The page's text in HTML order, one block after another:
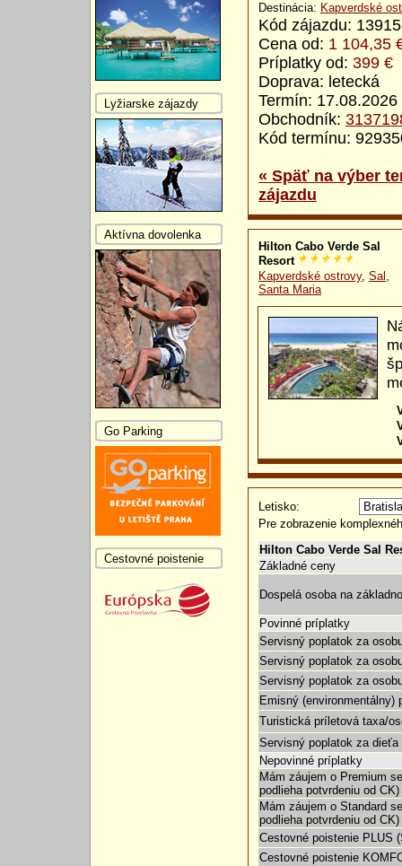
Destinácia: Kapverdské
Kód zájazdu:
Cena od: 1 104,35
Príplatky od: 399 €
Doprava: letecká
Termín:
Obchodník:
Kód termínu:
« Späť na výber
zájazdu
Hilton Cabo Verde Sal
Resort
Kapverdské ostrovy, Sal ,
Santa Maria
Letisko:
Pre zobrazenie
Hilton Cabo Verde Sal
Základné ceny
Dospelá osoba na
Povinné príplatky
Servisný poplatok za
Servisný poplatok za
Servisný poplatok za
Emisný (environmentálny)
Turistická príletová taxa/
Servisný poplatok za dieťa
Nepovinné príplatky
Mám záujem o Premium
podlieha potvrdeniu od CK)
Mám záujem o Standard
podlieha potvrdeniu od CK)
Cestovné poistenie PLUS
Cestovné poistenie
Lyžiarske zájazdy
Aktívna dovolenka
Go Parking
Cestovné poistenie